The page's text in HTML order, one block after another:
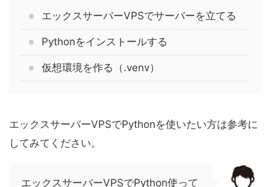
エックスサーバーVPSでサーバーを立てる
Pythonをインストールする
仮想環境を作る（.venv）
エックスサーバーVPSでPythonを使いたい方は参考に
してみてください。
エックスサーバーVPSでPython使って